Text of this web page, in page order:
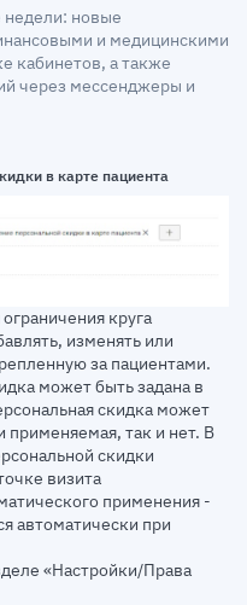
недели: новые
и медицинскими
кабинетов, а также
через мессенджеры и
в карте пациента
круга
изменять или
за пациентами.
может быть задана в
скидка может
применяемая, так и нет. В
скидки
визита
применения -
автоматически при
«Настройки/Права